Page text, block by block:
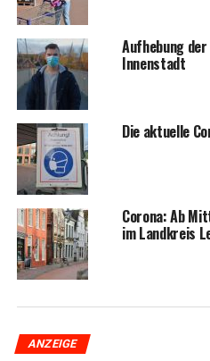
Auf­he­bung
Innenstadt
Die aktu­el­le
Coro­na: Ab
im Land­kreis
ANZEIGE